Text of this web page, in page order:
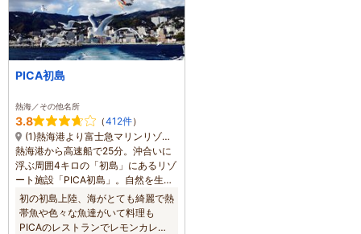
PICA初島
熱海／その他名所
3.8 （412件）
(1)熱海港より富士急マリンリゾート高速観光船25分、初島港より海岸線を左へ徒歩10分
熱海港から高速船で25分。沖合いに
浮ぶ周囲4キロの「初島」にあるリゾ
ート施設「PICA初島」。自然を生か
したテーマパークには、何百種類も
の南国植物とアジアのフードやドリ
ンクが楽しめる「アジアンガーデ
初の初島上陸、海がとても綺麗で熱
帯魚や色々な魚達がいて料理も
PICAのレストランでレモンカレー